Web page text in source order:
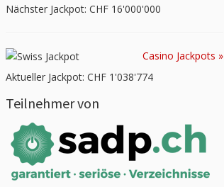
Nächster Jackpot: CHF 16'000'000
Casino Jackpots »
Aktueller Jackpot: CHF 1'038'774
Teilnehmer von